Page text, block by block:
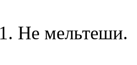
Не мельтеши.